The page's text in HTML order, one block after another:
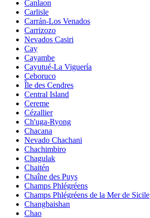
Canlaon
Carlisle
Carrán-Los Venados
Carrizozo
Nevados Casiri
Cay
Cayambe
Cayutué-La Viguería
Ceboruco
Île des Cendres
Central Island
Cereme
Cézallier
Ch'uga-Ryong
Chacana
Nevado Chachani
Chachimbiro
Chagulak
Chaitén
Chaîne des Puys
Champs Phlégréens
Champs Phlégréens de la Mer de Sicile
Changbaishan
Chao